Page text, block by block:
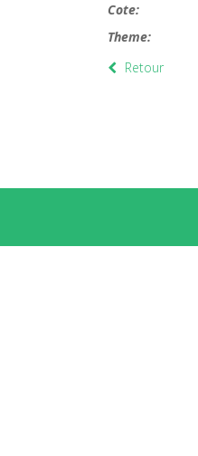
Cote:
Theme:
Retour